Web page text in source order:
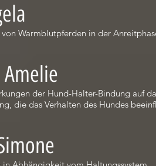
von Warmblutpferden in der
der Hund-Halter-Bindung auf
die das Verhalten des Hundes